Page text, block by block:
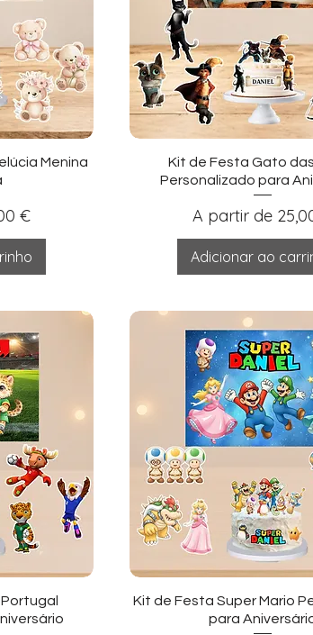
Menina
€
Visualização
Kit de Festa Gato
Personalizado para
A partir de
Preço
Adicionar ao
Visualização
Kit de Festa Super Mario
para